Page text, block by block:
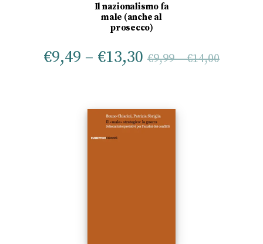
Il nazionalismo fa
male (anche al
prosecco)
€9,49 – €13,30 €9,99–€14,00